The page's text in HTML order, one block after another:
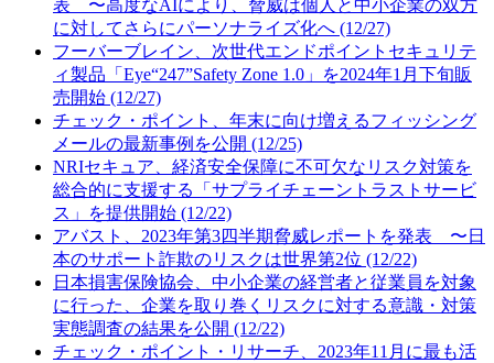
表 〜高度なAIにより、脅威は個人と中小企業の双方
に対してさらにパーソナライズ化へ (12/27)
フーバーブレイン、次世代エンドポイントセキュリテ
ィ製品「Eye“247”Safety Zone 1.0」を2024年1月下旬販
売開始 (12/27)
チェック・ポイント、年末に向け増えるフィッシング
メールの最新事例を公開 (12/25)
NRIセキュア、経済安全保障に不可欠なリスク対策を
総合的に支援する「サプライチェーントラストサービ
ス」を提供開始 (12/22)
アバスト、2023年第3四半期脅威レポートを発表 〜日
本のサポート詐欺のリスクは世界第2位 (12/22)
日本損害保険協会、中小企業の経営者と従業員を対象
に行った、企業を取り巻くリスクに対する意識・対策
実態調査の結果を公開 (12/22)
チェック・ポイント・リサーチ、2023年11月に最も活